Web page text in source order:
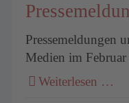
Pressemeldungen
Medien im
Weiterlesen …